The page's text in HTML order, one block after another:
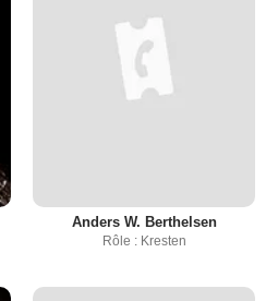
Anders W. Berthelsen
Rôle : Kresten